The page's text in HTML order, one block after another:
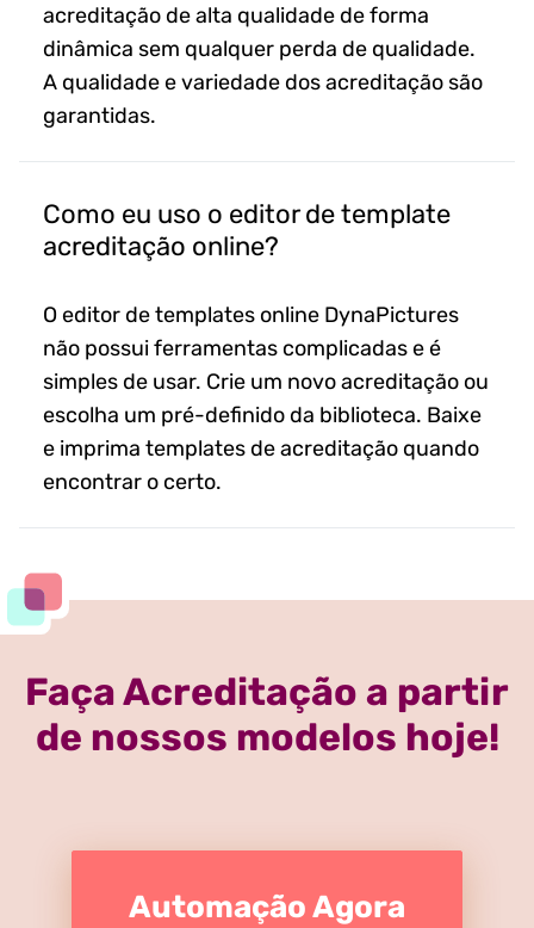
acreditação de alta qualidade de forma
dinâmica sem qualquer perda de qualidade.
A qualidade e variedade dos acreditação são
garantidas.
Como eu uso o editor de template
acreditação online?
O editor de templates online DynaPictures
não possui ferramentas complicadas e é
simples de usar. Crie um novo acreditação ou
escolha um pré-definido da biblioteca. Baixe
e imprima templates de acreditação quando
encontrar o certo.
Faça Acreditação a partir
de nossos modelos hoje!
Automação Agora